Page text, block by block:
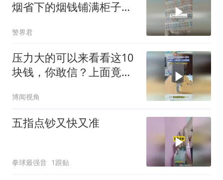
烟省下的烟钱铺满柜子和
婆去旅游！
警界君
压力大的可以来看看这10
块钱，你敢信？上面竟摆
博闻视角
五指点钞又快又准
拳球最强音 1跟贴